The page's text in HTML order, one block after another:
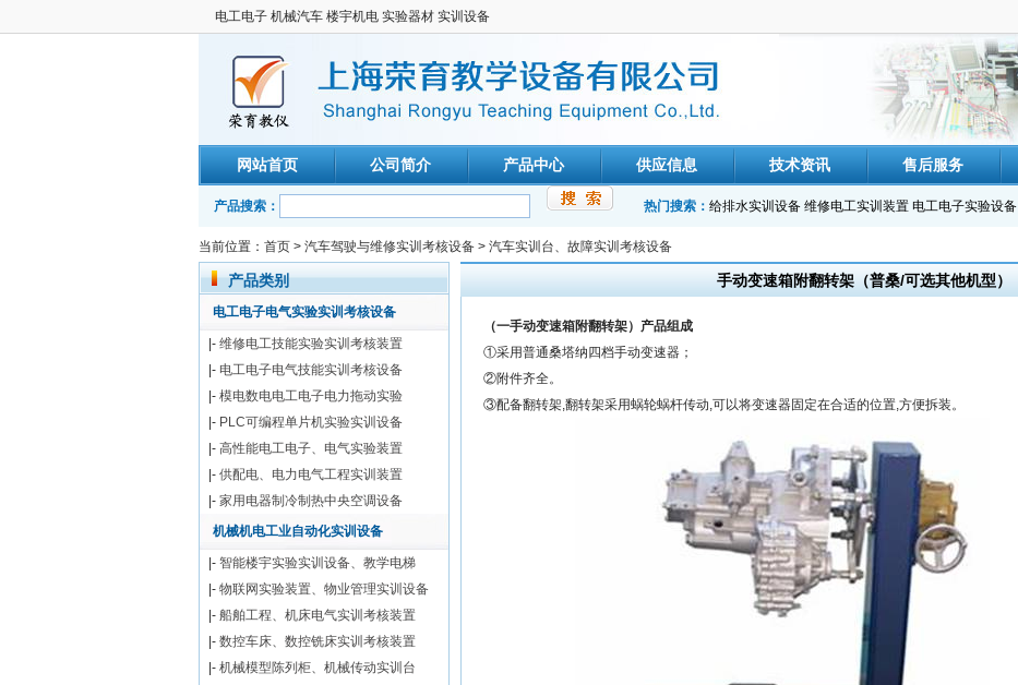
电工电子 机械汽车 楼宇机电 实验器材 实训设备
网站首页 公司简介 产品中心 供应信息 技术资讯 售后服务
产品搜索： 热门搜索： 给排水实训设备 维修电工实训装置 电工电子实验设备
当前位置： 首页 > 汽车驾驶与维修实训考核设备 > 汽车实训台、故障实训考核设备
手动变速箱附翻转架（普桑/可选其他机型）
（一手动变速箱附翻转架）产品组成
①采用普通桑塔纳四档手动变速器；
②附件齐全。
③配备翻转架,翻转架采用蜗轮蜗杆传动,可以将变速器固定在合适的位置,方便拆装。
产品类别
电工电子电气实验实训考核设备
|- 维修电工技能实验实训考核装置
|- 电工电子电气技能实训考核设备
|- 模电数电电工电子电力拖动实验
|- PLC可编程单片机实验实训设备
|- 高性能电工电子、电气实验装置
|- 供配电、电力电气工程实训装置
|- 家用电器制冷制热中央空调设备
机械机电工业自动化实训设备
|- 智能楼宇实验实训设备、教学电梯
|- 物联网实验装置、物业管理实训设备
|- 船舶工程、机床电气实训考核装置
|- 数控车床、数控铣床实训考核装置
|- 机械模型陈列柜、机械传动实训台